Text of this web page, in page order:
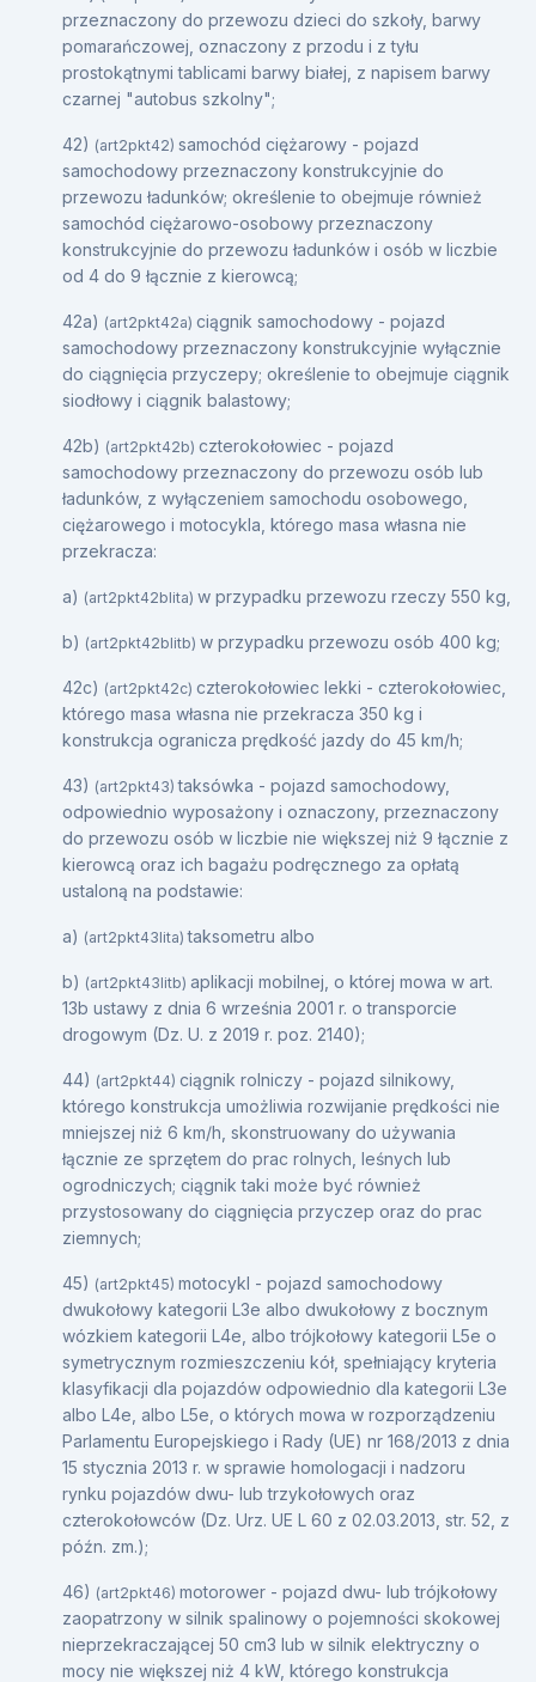
przeznaczony do przewozu dzieci do szkoły, barwy
pomarańczowej, oznaczony z przodu i z tyłu
prostokątnymi tablicami barwy białej, z napisem barwy
czarnej "autobus szkolny";
42) (art2pkt42) samochód ciężarowy - pojazd
samochodowy przeznaczony konstrukcyjnie do
przewozu ładunków; określenie to obejmuje również
samochód ciężarowo-osobowy przeznaczony
konstrukcyjnie do przewozu ładunków i osób w liczbie
od 4 do 9 łącznie z kierowcą;
42a) (art2pkt42a) ciągnik samochodowy - pojazd
samochodowy przeznaczony konstrukcyjnie wyłącznie
do ciągnięcia przyczepy; określenie to obejmuje ciągnik
siodłowy i ciągnik balastowy;
42b) (art2pkt42b) czterokołowiec - pojazd
samochodowy przeznaczony do przewozu osób lub
ładunków, z wyłączeniem samochodu osobowego,
ciężarowego i motocykla, którego masa własna nie
przekracza:
a) (art2pkt42blita) w przypadku przewozu rzeczy 550 kg,
b) (art2pkt42blitb) w przypadku przewozu osób 400 kg;
42c) (art2pkt42c) czterokołowiec lekki - czterokołowiec,
którego masa własna nie przekracza 350 kg i
konstrukcja ogranicza prędkość jazdy do 45 km/h;
43) (art2pkt43)taksówka - pojazd samochodowy,
odpowiednio wyposażony i oznaczony, przeznaczony
do przewozu osób w liczbie nie większej niż 9 łącznie z
kierowcą oraz ich bagażu podręcznego za opłatą
ustaloną na podstawie:
a) (art2pkt43lita)taksometru albo
b) (art2pkt43litb) aplikacji mobilnej, o której mowa w art.
13b ustawy z dnia 6 września 2001 r. o transporcie
drogowym (Dz. U. z 2019 r. poz. 2140);
44) (art2pkt44) ciągnik rolniczy - pojazd silnikowy,
którego konstrukcja umożliwia rozwijanie prędkości nie
mniejszej niż 6 km/h, skonstruowany do używania
łącznie ze sprzętem do prac rolnych, leśnych lub
ogrodniczych; ciągnik taki może być również
przystosowany do ciągnięcia przyczep oraz do prac
ziemnych;
45) (art2pkt45) motocykl - pojazd samochodowy
dwukołowy kategorii L3e albo dwukołowy z bocznym
wózkiem kategorii L4e, albo trójkołowy kategorii L5e o
symetrycznym rozmieszczeniu kół, spełniający kryteria
klasyfikacji dla pojazdów odpowiednio dla kategorii L3e
albo L4e, albo L5e, o których mowa w rozporządzeniu
Parlamentu Europejskiego i Rady (UE) nr 168/2013 z dnia
15 stycznia 2013 r. w sprawie homologacji i nadzoru
rynku pojazdów dwu- lub trzykołowych oraz
czterokołowców (Dz. Urz. UE L 60 z 02.03.2013, str. 52, z
późn. zm.);
46) (art2pkt46) motorower - pojazd dwu- lub trójkołowy
zaopatrzony w silnik spalinowy o pojemności skokowej
nieprzekraczającej 50 cm3 lub w silnik elektryczny o
mocy nie większej niż 4 kW, którego konstrukcja